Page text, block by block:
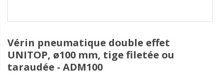
Vérin pneumatique double effet
UNITOP, ø100 mm, tige filetée ou
taraudée - ADM100